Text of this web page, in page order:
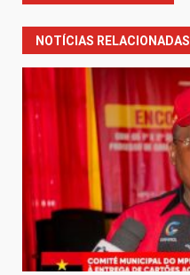
NOTÍCIAS RELACIONADAS